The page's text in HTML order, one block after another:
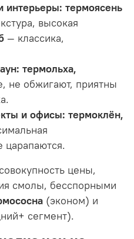
интерьеры: термоясень
высокая
— классика,
термольха,
не обжигают, приятны
и офисы: термоклён,
царапаются.
цены,
смолы, бесспорными
(эконом) и
сегмент).